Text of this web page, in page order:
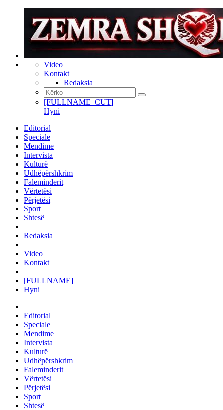
Video
Kontakt
Redaksia
[FULLNAME_CUT]
Hyni
Editorial
Speciale
Mendime
Intervista
Kulturë
Udhëpërshkrim
Faleminderit
Vërtetësi
Përjetësi
Sport
Shtesë
Redaksia
Video
Kontakt
[FULLNAME]
Hyni
Editorial
Speciale
Mendime
Intervista
Kulturë
Udhëpërshkrim
Faleminderit
Vërtetësi
Përjetësi
Sport
Shtesë